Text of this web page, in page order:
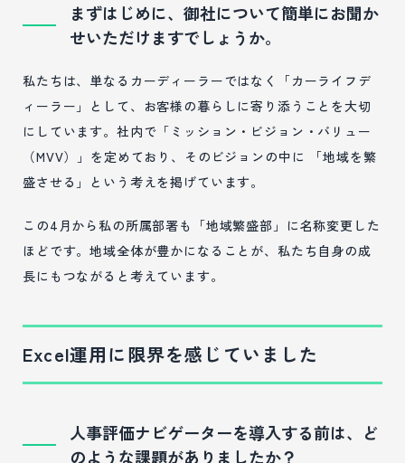
まずはじめに、御社について簡単にお聞か
せいただけますでしょうか。
私たちは、単なるカーディーラーではなく「カーライフデ
ィーラー」として、お客様の暮らしに寄り添うことを大切
にしています。社内で「ミッション・ビジョン・バリュー
（MVV）」を定めており、そのビジョンの中に 「地域を繁
盛させる」という考えを掲げています。
この4月から私の所属部署も「地域繁盛部」に名称変更した
ほどです。地域全体が豊かになることが、私たち自身の成
長にもつながると考えています。
Excel運用に限界を感じていました
人事評価ナビゲーターを導入する前は、ど
のような課題がありましたか？